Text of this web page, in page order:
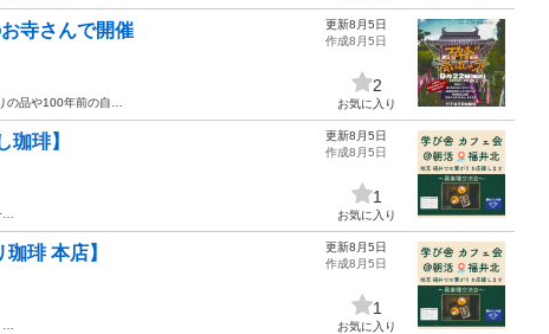
寺さんで開催
の品や100年前の自…
更新8月5日
作成8月5日
2
お気に入り
珈琲】
更新8月5日
作成8月5日
1
お気に入り
琲 本店】
更新8月5日
作成8月5日
1
お気に入り